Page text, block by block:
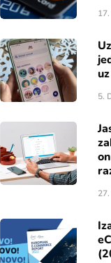
5.